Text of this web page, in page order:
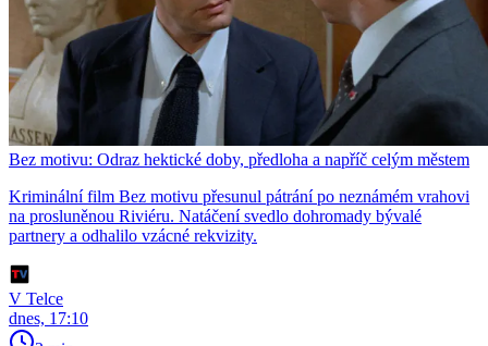
Bez motivu: Odraz hektické doby, předloha a napříč celým městem
Kriminální film Bez motivu přesunul pátrání po neznámém vrahovi
na prosluněnou Riviéru. Natáčení svedlo dohromady bývalé
partnery a odhalilo vzácné rekvizity.
V Telce
dnes, 17:10